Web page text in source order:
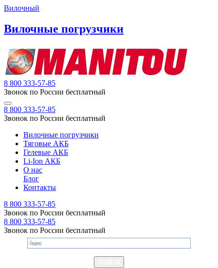
Вилочный
Вилочные погрузчики
8 800 333-57-85
Звонок по России бесплатный
8 800 333-57-85
Звонок по России бесплатный
Вилочные погрузчики
Тяговые АКБ
Гелевые АКБ
Li-Ion АКБ
О нас
Блог
Контакты
8 800 333-57-85
Звонок по России бесплатный
8 800 333-57-85
Звонок по России бесплатный